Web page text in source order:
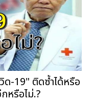
-19" ติดซ้ำได้หรือ
หรือไม่.?